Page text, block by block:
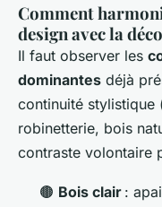
Comment
design avec la
Il faut observer les
dominantes déjà
continuité stylistique
robinetterie, bois
contraste volontaire
🟤 Bois clair :